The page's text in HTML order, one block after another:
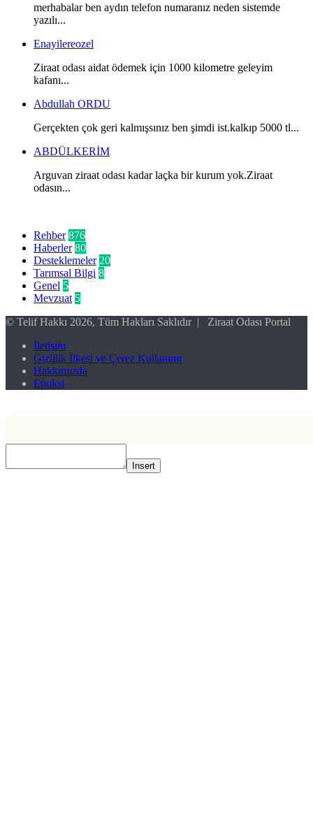
merhabalar ben aydın telefon numaranız neden sistemde
yazılı...
Enayilereozel
Ziraat odası aidat ödemek için 1000 kilometre geleyim
kafanı...
Abdullah ORDU
Gerçekten çok geri kalmışsınız ben şimdi ist.kalkıp 5000 tl...
ABDÜLKERİM
Arguvan ziraat odası kadar laçka bir kurum yok.Ziraat
odasın...
Rehber 876
Haberler 80
Desteklemeler 20
Tarımsal Bilgi 8
Genel 5
Mevzuat 5
© Telif Hakkı 2026, Tüm Hakları Saklıdır | Ziraat Odası Portal
İletişim
Gizlilik İlkesi ve Çerez Kullanımı
Hakkımızda
Epoksi
Insert